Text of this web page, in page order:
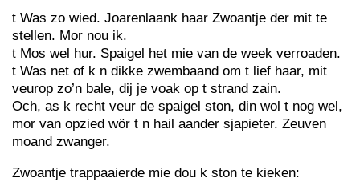
t Was zo wied. Joarenlaank haar Zwoantje der mit te
stellen. Mor nou ik.
t Mos wel hur. Spaigel het mie van de week verroaden.
t Was net of k n dikke zwembaand om t lief haar, mit
veurop zo’n bale, dij je voak op t strand zain.
Och, as k recht veur de spaigel ston, din wol t nog wel,
mor van opzied wör t n hail aander sjapieter. Zeuven
moand zwanger.
Zwoantje trappaaierde mie dou k ston te kieken: